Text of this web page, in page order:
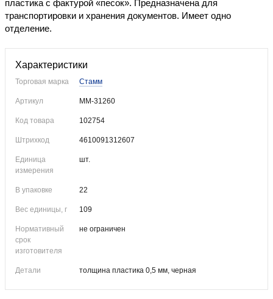
пластика с фактурой «песок». Предназначена для
транспортировки и хранения документов. Имеет одно
отделение.
Характеристики
Торговая марка Стамм
Артикул ММ-31260
Код товара 102754
Штрихкод 4610091312607
Единица
измерения
шт.
В упаковке 22
Вес единицы, г 109
Нормативный
срок
изготовителя
не ограничен
Детали толщина пластика 0,5 мм, черная